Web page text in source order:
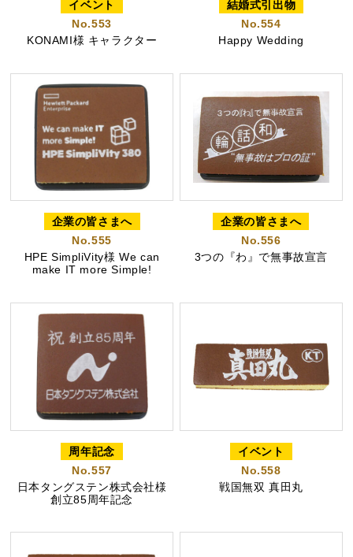
特定商取引法に基づく表記
イベント
No.553
KONAMI様 キャラクター
結婚式引出物
No.554
Happy Wedding
企業の皆さまへ
No.555
HPE SimpliVity様 We can
make IT more Simple!
企業の皆さまへ
No.556
3つの『わ』で無事故宣言
周年記念
No.557
日本タングステン株式会社様
創立85周年記念
イベント
No.558
戦国無双 真田丸